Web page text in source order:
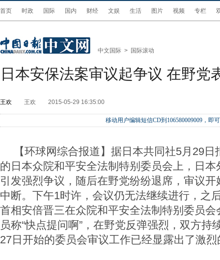
首页 时政 国际 国内 财经 文娱 生活 图片 视频 专栏
中文国际 > 国际滚动
日本安保法案审议起争议 在野党
王欢 王欢 2015-05-29 16:35:00
移动用户编辑短信CD到106580009009，即
【环球网综合报道】据日本共同社5月29
的日本众院和平安全法制特别委员会上，日
引发强烈争议，随后在野党纷纷退席，审议
中断。下午1时许，会议仍无法继续进行，之
首相安倍晋三在众院和平安全法制特别委员
员称“快点提问啊”，在野党反弹强烈，双方持
27日开始的委员会审议工作已经显露出了激